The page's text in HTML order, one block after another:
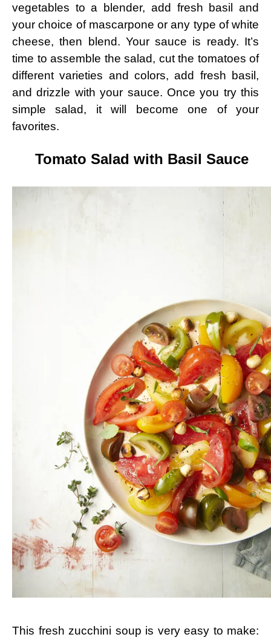
vegetables to a blender, add fresh basil and
your choice of mascarpone or any type of white
cheese, then blend. Your sauce is ready. It’s
time to assemble the salad, cut the tomatoes of
different varieties and colors, add fresh basil,
and drizzle with your sauce. Once you try this
simple salad, it will become one of your
favorites.
Tomato Salad with Basil Sauce
This fresh zucchini soup is very easy to make: